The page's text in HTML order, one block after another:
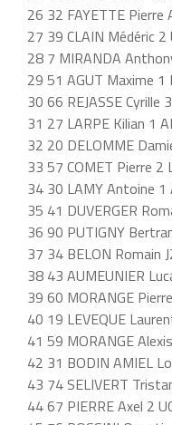
26 32 FAYETTE Pierre
27 39 CLAIN Médéric
28 7 MIRANDA
29 51 AGUT Maxime 1
30 66 REJASSE Cyrille
31 27 LARPE Kilian 1
32 20 DELOMME
33 57 COMET Pierre 2
34 30 LAMY Antoine 1
35 41 DUVERGER
36 90 PUTIGNY
37 34 BELON Romain
38 43 AUMEUNIER
39 60 MORANGE
40 19 LEVEQUE
41 59 MORANGE
42 31 BODIN AMIEL
43 74 SELIVERT
44 67 PIERRE Axel 2